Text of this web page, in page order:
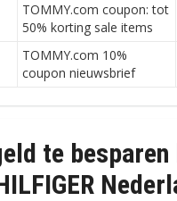
TOMMY.com coupon: tot
50% korting sale items
TOMMY.com 10%
coupon nieuwsbrief
te besparen